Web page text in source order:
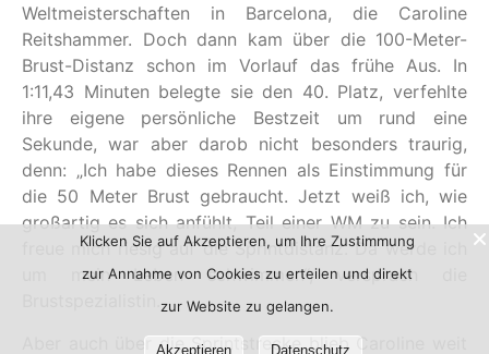
Weltmeisterschaften in Barcelona, die Caroline
Reitshammer. Doch dann kam über die 100-Meter-
Brust-Distanz schon im Vorlauf das frühe Aus. In
1:11,43 Minuten belegte sie den 40. Platz, verfehlte
ihre eigene persönliche Bestzeit um rund eine
Sekunde, war aber darob nicht besonders traurig,
denn: „Ich habe dieses Rennen als Einstimmung für
die 50 Meter Brust gebraucht. Jetzt weiß ich, wie
großartig es sich anfühlt, Teil einer WM zu sein. Ich
freue mich riesig auf die Sprintdistanz. Da werde ich
um mein Leben schwimmen“, versprach die
Aber auch über die Sprintstrecke blieb Caroline weit
Klicken Sie auf Akzeptieren, um Ihre Zustimmung
zur Annahme von Cookies zu erteilen und direkt
zur Website zu gelangen.
Akzeptieren Datenschutz